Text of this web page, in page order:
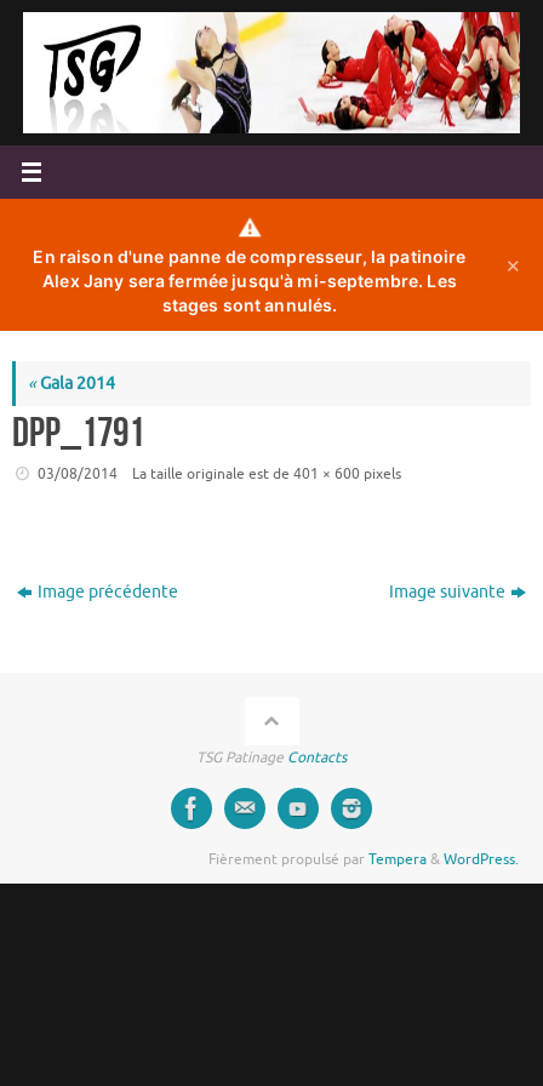
Passer
contenu
⚠️
En raison d'une panne de compresseur, la patinoire
Alex Jany sera fermée jusqu'à mi-septembre. Les
stages sont annulés.
✕
«Gala 2014
DPP_1791
03/08/2014 La taille originale est de 401 × 600 pixels
Image précédente Image suivante
TSG Patinage Contacts
Fièrement propulsé parTempera&WordPress.